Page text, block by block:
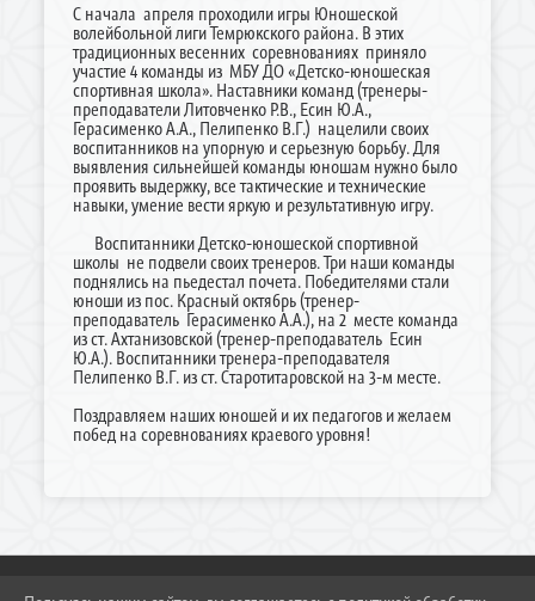
С начала апреля проходили игры Юношеской
волейбольной лиги Темрюкского района. В этих
традиционных весенних соревнованиях приняло
участие 4 команды из МБУ ДО «Детско-юношеская
спортивная школа». Наставники команд (тренеры-
преподаватели Литовченко Р.В., Есин Ю.А.,
Герасименко А.А., Пелипенко В.Г.) нацелили своих
воспитанников на упорную и серьезную борьбу. Для
выявления сильнейшей команды юношам нужно было
проявить выдержку, все тактические и технические
навыки, умение вести яркую и результативную игру.
Воспитанники Детско-юношеской спортивной
школы не подвели своих тренеров. Три наши команды
поднялись на пьедестал почета. Победителями стали
юноши из пос. Красный октябрь (тренер-
преподаватель Герасименко А.А.), на 2 месте команда
из ст. Ахтанизовской (тренер-преподаватель Есин
Ю.А.). Воспитанники тренера-преподавателя
Пелипенко В.Г. из ст. Старотитаровской на 3-м месте.
Поздравляем наших юношей и их педагогов и желаем
побед на соревнованиях краевого уровня!